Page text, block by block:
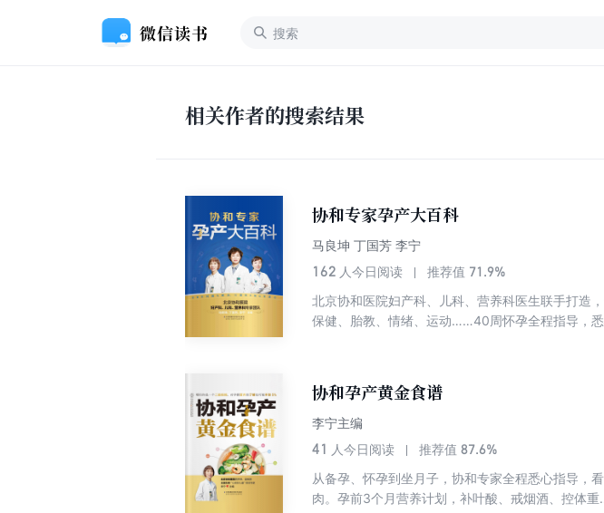
相关作者的搜索结果
协和专家孕产大百科
马良坤 丁国芳 李宁
162 人今日阅读 推荐值 71.9%
北京协和医院妇产科、儿科、营养科医生联手打造
保健、胎教、情绪、运动……40周怀孕全程指导，悉
协和孕产黄金食谱
李宁主编
41 人今日阅读 推荐值 87.6%
从备孕、怀孕到坐月子，协和专家全程悉心指导，
肉。孕前3个月营养计划，补叶酸、戒烟酒、控体